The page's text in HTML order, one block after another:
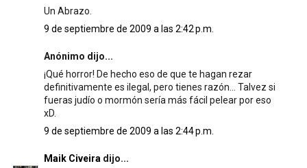
Un Abrazo.
9 de septiembre de 2009 a las 2:42 p.m.
Anónimo dijo...
¡Qué horror! De hecho eso de que te hagan rezar
definitivamente es ilegal, pero tienes razón... Talvez si
fueras judío o mormón sería más fácil pelear por eso
xD.
9 de septiembre de 2009 a las 2:44 p.m.
Maik Civeira dijo...